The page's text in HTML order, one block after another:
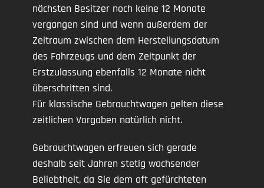
nächsten Besitzer noch keine 12 Monate
vergangen sind und wenn außerdem der
Zeitraum zwischen dem Herstellungsdatum
des Fahrzeugs und dem Zeitpunkt der
Erstzulassung ebenfalls 12 Monate nicht
überschritten sind.
Für klassische Gebrauchtwagen gelten diese
zeitlichen Vorgaben natürlich nicht.
Gebrauchtwagen erfreuen sich gerade
deshalb seit Jahren stetig wachsender
Beliebtheit, da Sie dem oft gefürchteten